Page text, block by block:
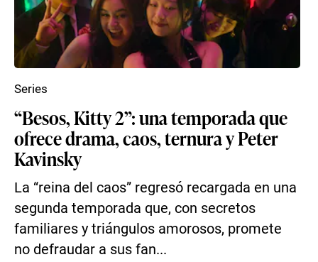
“Besos, Kitty 2”: una temporada que
ofrece drama, caos, ternura y Peter
Kavinsky
La “reina del caos” regresó recargada en una
segunda temporada que, con secretos
familiares y triángulos amorosos, promete
no defraudar a sus fan...
Series